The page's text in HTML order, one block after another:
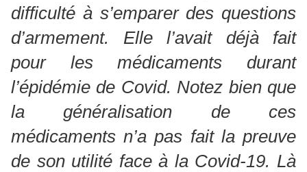
difficulté à s’emparer des questions
d’armement. Elle l’avait déjà fait
pour les médicaments durant
l’épidémie de Covid. Notez bien que
la généralisation de ces
médicaments n’a pas fait la preuve
de son utilité face à la Covid-19. Là